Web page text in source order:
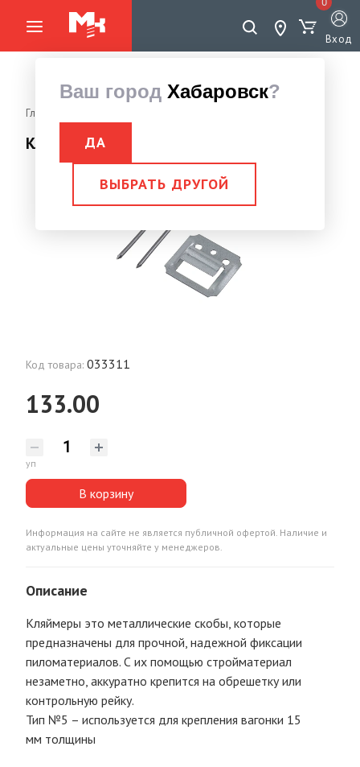
Ваш город Хабаровск?
ДА
ВЫБРАТЬ ДРУГОЙ
Вход
Главная страница
Кляймеры №5 (100шт)
Код товара: 033311
133.00
уп
В корзину
Информация на сайте не является публичной офертой. Наличие и
актуальные цены уточняйте у менеджеров.
Описание
Кляймеры это металлические скобы, которые
предназначены для прочной, надежной фиксации
пиломатериалов. С их помощью стройматериал
незаметно, аккуратно крепится на обрешетку или
контрольную рейку.
Тип №5 – используется для крепления вагонки 15
мм толщины